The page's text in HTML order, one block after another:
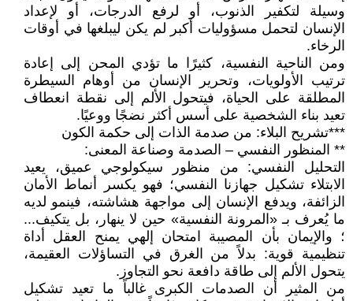
وسيلة لتكفير الذنوب، أو لرفع الدرجات، أو لإعداد
الإنسان لتحمل مسؤوليات أكبر لم يكن ليبلغها في أوقات
الرخاء.
ومن الناحية النفسية، كثيرًا ما تؤدي المحن إلى إعادة
ترتيب الأولويات، وتحرير الإنسان من أوهام السيطرة
المطلقة على الحياة، فيتحول الألم إلى نقطة انعطاف
تعيد بناء الشخصية على أسس أكثر نضجًا ووعيًا.
***تشريح البلاء: من صدمة الذات إلى حكمة الكون
** المنظور النفسي – الصدمة وصناعة المعنى:
التحليل النفسي: من منظور سيكولوجي عميق، يعيد
الابتلاء تشكيل جهازنا النفسي؛ فهو يكسر أنماط الأمان
الزائفة، ويدفع الإنسان إلى مواجهة هشاشته، فينمو لديه
ما يُعرف بـ «المرونة النفسية» حين لا ينهار، بل يتكيف...
؛ والإيمان بأن المصيبة امتحان إلهي يمنح العقل أداة
تنظيمية قوية: بدلاً من الغرق في التساؤلات العقيمة،
يتحول الألم إلى طاقة دافعة نحو التجاوز.
من المثير أن الصدمات الكبرى غالباً ما تعيد تشكيل